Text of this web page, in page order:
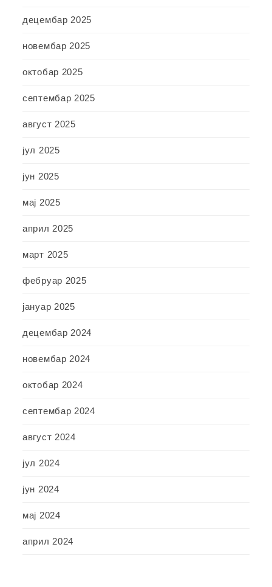
децембар 2025
новембар 2025
октобар 2025
септембар 2025
август 2025
јул 2025
јун 2025
мај 2025
април 2025
март 2025
фебруар 2025
јануар 2025
децембар 2024
новембар 2024
октобар 2024
септембар 2024
август 2024
јул 2024
јун 2024
мај 2024
април 2024